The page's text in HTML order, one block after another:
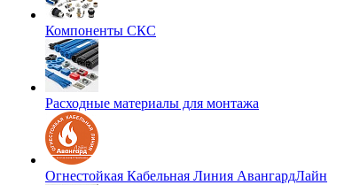
Компоненты СКС
Расходные материалы для монтажа
Огнестойкая Кабельная Линия АвангардЛайн